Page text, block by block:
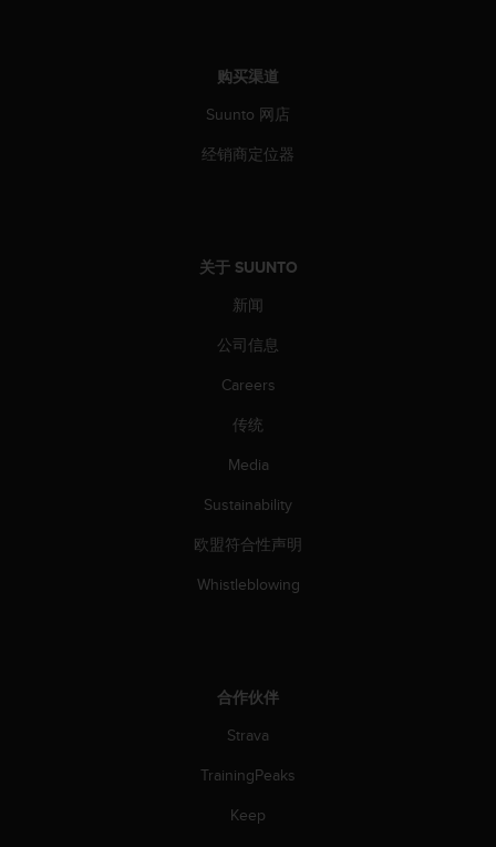
购买渠道
Suunto 网店
经销商定位器
关于 SUUNTO
新闻
公司信息
Careers
传统
Media
Sustainability
欧盟符合性声明
Whistleblowing
合作伙伴
Strava
TrainingPeaks
Keep